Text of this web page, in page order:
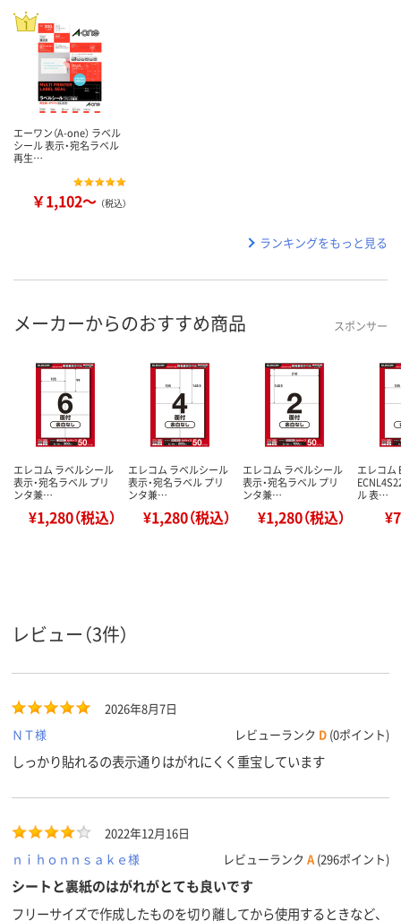
エーワン（A-one） ラベル
シール 表示・宛名ラベル
再生…
￥1,102～ （税込）
ランキングをもっと見る
メーカーからのおすすめ商品 スポンサー
エレコム ラベルシール
表示・宛名ラベル プリ
ンタ兼…
¥1,280（税込）
エレコム ラベルシール
表示・宛名ラベル プリ
ンタ兼…
¥1,280（税込）
エレコム ラベルシール
表示・宛名ラベル プリ
ンタ兼…
¥1,280（税込）
エレコム
ル 表…
レビュー（3件）
2026年8月7日
ＮＴ様
レビューランク D (0ポイント)
しっかり貼れるの表示通りはがれにくく重宝しています
2022年12月16日
ｎｉｈｏｎｎｓａｋｅ様
レビューランク A (296ポイント)
シートと裏紙のはがれがとても良いです
フリーサイズで作成したものを切り離してから使用するときなど、